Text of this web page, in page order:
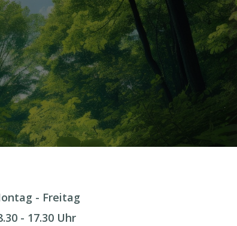
/
- Freitag
- 17.30 Uhr